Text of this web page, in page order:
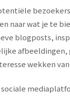
naar wat je te
blogposts,
afbeeldingen,
wekken